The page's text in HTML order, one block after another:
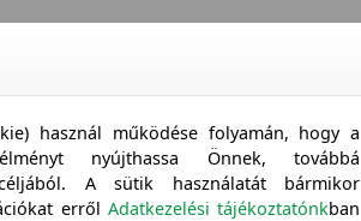
használ működése folyamán, hogy a
nyújthassa Önnek, továbbá
A sütik használatát bármikor
erről Adatkezelési tájékoztatónkban